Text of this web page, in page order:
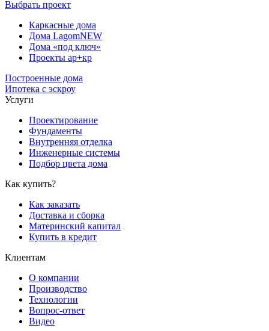
Выбрать проект
Каркасные дома
Дома LagomNEW
Дома «под ключ»
Проекты ар+кр
Построенные дома
Ипотека с эскроу
Услуги
Проектирование
Фундаменты
Внутренняя отделка
Инженерные системы
Подбор цвета дома
Как купить?
Как заказать
Доставка и сборка
Материнский капитал
Купить в кредит
Клиентам
О компании
Производство
Технологии
Вопрос-ответ
Видео